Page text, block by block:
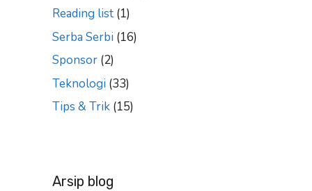
Reading list (1)
Serba Serbi (16)
Sponsor (2)
Teknologi (33)
Tips & Trik (15)
Arsip blog